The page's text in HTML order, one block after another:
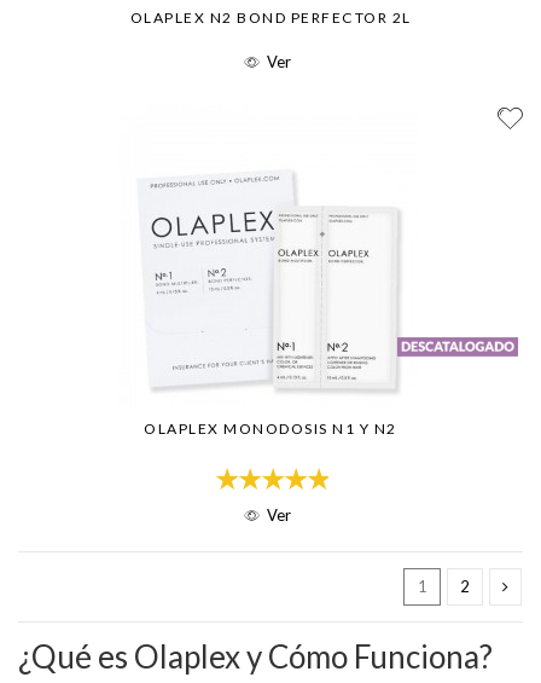
OLAPLEX N2 BOND PERFECTOR 2L
Ver
OLAPLEX MONODOSIS N1 Y N2
Ver
1 2
¿Qué es Olaplex y Cómo Funciona?